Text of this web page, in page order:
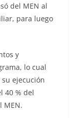
del MEN al
para luego
y
lo cual
ejecución
40 % del
MEN.